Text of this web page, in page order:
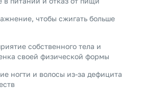
чтобы сжигать больше
собственного тела и
своей физической формы
ногти и волосы из-за дефицита